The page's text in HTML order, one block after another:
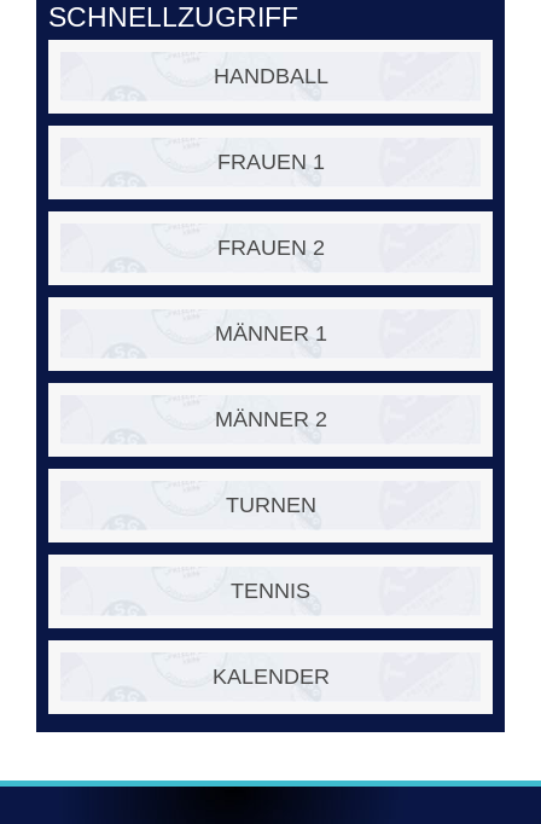
SCHNELLZUGRIFF
HANDBALL
FRAUEN 1
FRAUEN 2
MÄNNER 1
MÄNNER 2
TURNEN
TENNIS
KALENDER